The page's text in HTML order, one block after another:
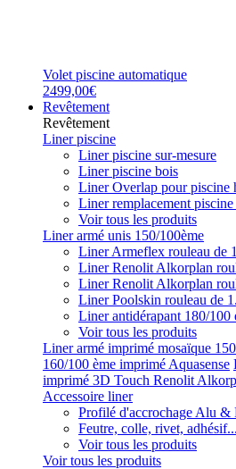
Volet piscine automatique
2499,00€
Revêtement
Revêtement
Liner piscine
Liner piscine sur-mesure
Liner piscine bois
Liner Overlap pour piscine
Liner remplacement
Voir tous les produits
Liner armé unis 150/100ème
Liner Armeflex rouleau de
Liner Renolit Alkorplan
Liner Renolit Alkorplan
Liner Poolskin rouleau de
Liner antidérapant 180/
Voir tous les produits
Liner armé imprimé mosaïque
160/100 ème imprimé Aquasense
imprimé 3D Touch Renolit
Accessoire liner
Profilé d'accrochage Alu &
Feutre, colle, rivet, adhésif...
Voir tous les produits
Voir tous les produits